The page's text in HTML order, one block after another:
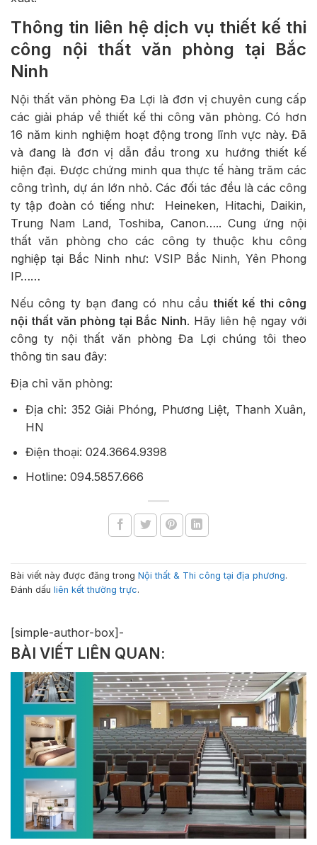
Thông tin liên hệ dịch vụ thiết kế thi
công nội thất văn phòng tại Bắc
Ninh
Nội thất văn phòng Đa Lợi là đơn vị chuyên cung cấp
các giải pháp về thiết kế thi công văn phòng. Có hơn
16 năm kinh nghiệm hoạt động trong lĩnh vực này. Đã
và đang là đơn vị dẫn đầu trong xu hướng thiết kế
hiện đại. Được chứng minh qua thực tế hàng trăm các
công trình, dự án lớn nhỏ. Các đối tác đều là các công
ty tập đoàn có tiếng như: Heineken, Hitachi, Daikin,
Trung Nam Land, Toshiba, Canon….. Cung ứng nội
thất văn phòng cho các công ty thuộc khu công
nghiệp tại Bắc Ninh như: VSIP Bắc Ninh, Yên Phong
IP……
Nếu công ty bạn đang có nhu cầu thiết kế thi công
nội thất văn phòng tại Bắc Ninh. Hãy liên hệ ngay với
công ty nội thất văn phòng Đa Lợi chúng tôi theo
thông tin sau đây:
Địa chỉ văn phòng:
Địa chỉ: 352 Giải Phóng, Phương Liệt, Thanh Xuân,
HN
Điện thoại: 024.3664.9398
Hotline: 094.5857.666
Bài viết này được đăng trong Nội thất & Thi công tại địa phương.
Đánh dấu liên kết thường trực.
[simple-author-box]-
BÀI VIẾT LIÊN QUAN: